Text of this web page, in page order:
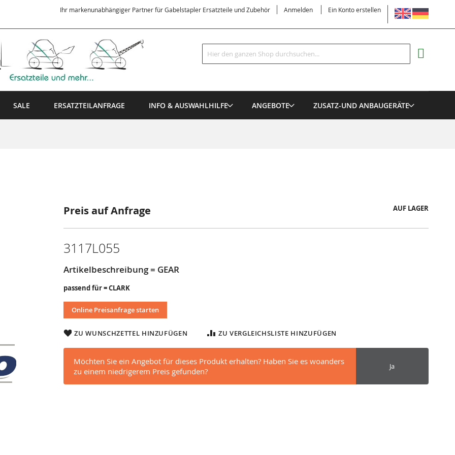
SPRACHE
Ihr markenunabhängiger Partner für Gabelstapler Ersatzteile und Zubehör Anmelden Ein Konto erstellen
Suche
Suche
SALE ERSATZTEILANFRAGE INFO & AUSWAHLHILFE ANGEBOTE ZUSATZ-UND ANBAUGERÄTE
Preis auf Anfrage AUF LAGER
3117L055
Artikelbeschreibung = GEAR
passend für = CLARK
Online Preisanfrage starten
ZU WUNSCHZETTEL HINZUFÜGEN ZU VERGLEICHSLISTE HINZUFÜGEN
Möchten Sie ein Angebot für dieses Produkt erhalten? Haben Sie es woanders
zu einem niedrigerem Preis gefunden?
Ja